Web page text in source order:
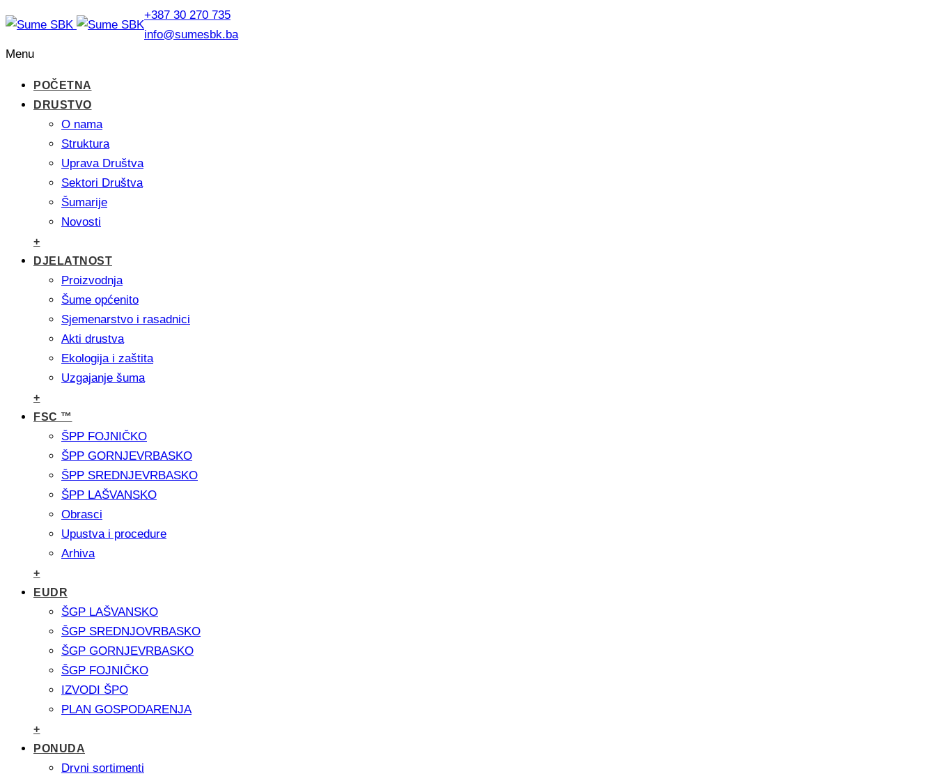
+387 30 270 735
info@sumesbk.ba
Menu
POČETNA
DRUSTVO
O nama
Struktura
Uprava Društva
Sektori Društva
Šumarije
Novosti
+
DJELATNOST
Proizvodnja
Šume općenito
Sjemenarstvo i rasadnici
Akti drustva
Ekologija i zaštita
Uzgajanje šuma
+
FSC ™
ŠPP FOJNIČKO
ŠPP GORNJEVRBASKO
ŠPP SREDNJEVRBASKO
ŠPP LAŠVANSKO
Obrasci
Upustva i procedure
Arhiva
+
EUDR
ŠGP LAŠVANSKO
ŠGP SREDNJOVRBASKO
ŠGP GORNJEVRBASKO
ŠGP FOJNIČKO
IZVODI ŠPO
PLAN GOSPODARENJA
+
PONUDA
Drvni sortimenti